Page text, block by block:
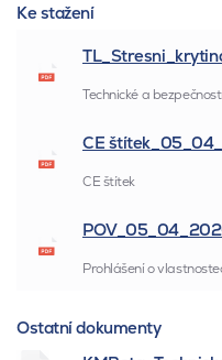
Ke stažení
Technické a
CE
CE štítek
Prohlášení o
Ostatní dokumenty